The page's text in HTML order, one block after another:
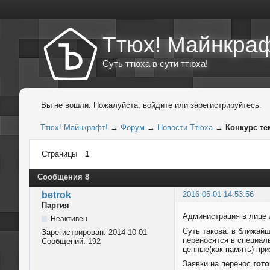
Ттюх!
Суть ттюха в сути ттюха!
Вы не вошли. Пожалуйста, войдите или зарегистрируйтесь.
Ттюх! Майнкрафт! → Форум → Новости Ттюха → Конкурс
Страницы 1
Сообщения 8
betrok
2016-05-01 14:53:56
Партия
Неактивен
Зарегистрирован: 2014-10-01
Сообщений: 192
Администрация в лице
Суть такова: в
переносятся в
ценные(как память)
Заявки на перенос